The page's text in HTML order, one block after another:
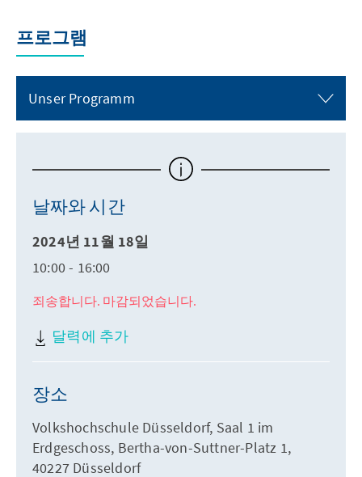
프로그램
Unser Programm
날짜와 시간
2024년 11월 18일
10:00 - 16:00
죄송합니다. 마감되었습니다.
달력에 추가
장소
Volkshochschule Düsseldorf, Saal 1 im
Erdgeschoss, Bertha-von-Suttner-Platz 1,
40227 Düsseldorf